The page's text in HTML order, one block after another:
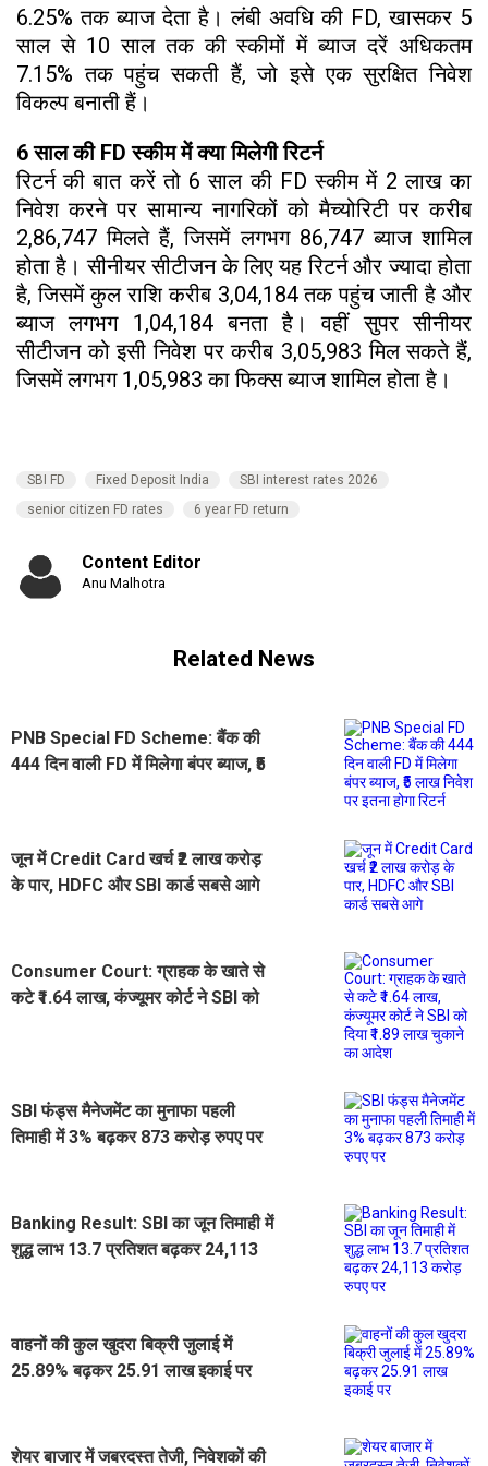
6.25% तक ब्याज देता है। लंबी अवधि की FD, खासकर 5
साल से 10 साल तक की स्कीमों में ब्याज दरें अधिकतम
7.15% तक पहुंच सकती हैं, जो इसे एक सुरक्षित निवेश
विकल्प बनाती हैं।
6 साल की FD स्कीम में क्या मिलेगी रिटर्न
रिटर्न की बात करें तो 6 साल की FD स्कीम में ₹2 लाख का
निवेश करने पर सामान्य नागरिकों को मैच्योरिटी पर करीब
₹2,86,747 मिलते हैं, जिसमें लगभग ₹86,747 ब्याज शामिल
होता है। सीनीयर सीटीजन के लिए यह रिटर्न और ज्यादा होता
है, जिसमें कुल राशि करीब ₹3,04,184 तक पहुंच जाती है और
ब्याज लगभग ₹1,04,184 बनता है। वहीं सुपर सीनीयर
सीटीजन को इसी निवेश पर करीब ₹3,05,983 मिल सकते हैं,
जिसमें लगभग ₹1,05,983 का फिक्स ब्याज शामिल होता है।
SBI FD Fixed Deposit India
SBI interest rates 2026
senior citizen FD rates
6 year FD return
Content Editor
Anu Malhotra
Related News
PNB Special FD Scheme: बैंक की
444 दिन वाली FD में मिलेगा बंपर ब्याज, ₹5
जून में Credit Card खर्च ₹2 लाख करोड़
के पार, HDFC और SBI कार्ड सबसे आगे
Consumer Court: ग्राहक के खाते से
कटे ₹1.64 लाख, कंज्यूमर कोर्ट ने SBI को
SBI फंड्स मैनेजमेंट का मुनाफा पहली
तिमाही में 3% बढ़कर 873 करोड़ रुपए पर
Banking Result: SBI का जून तिमाही में
शुद्ध लाभ 13.7 प्रतिशत बढ़कर 24,113
वाहनों की कुल खुदरा बिक्री जुलाई में
25.89% बढ़कर 25.91 लाख इकाई पर
शेयर बाजार में जबरदस्त तेजी, निवेशकों की